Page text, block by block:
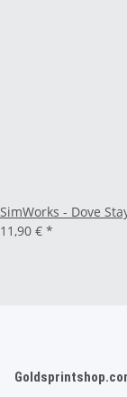
SimWorks - Dove
11,90 € *